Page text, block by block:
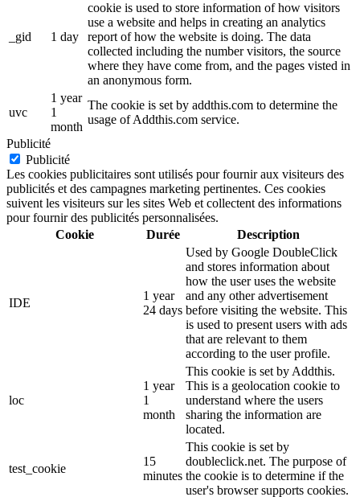
_gid 1 day
cookie is used to store information of how visitors
use a website and helps in creating an analytics
report of how the website is doing. The data
collected including the number visitors, the source
where they have come from, and the pages visted in
an anonymous form.
uvc
1 year
1
month
The cookie is set by addthis.com to determine the
usage of Addthis.com service.
Publicité
Publicité
Les cookies publicitaires sont utilisés pour fournir aux visiteurs des
publicités et des campagnes marketing pertinentes. Ces cookies
suivent les visiteurs sur les sites Web et collectent des informations
pour fournir des publicités personnalisées.
Cookie
Durée Description
IDE
1 year
24 days
Used by Google DoubleClick
and stores information about
how the user uses the website
and any other advertisement
before visiting the website. This
is used to present users with ads
that are relevant to them
according to the user profile.
loc
1 year
1
month
This cookie is set by Addthis.
This is a geolocation cookie to
understand where the users
sharing the information are
located.
test_cookie
15
minutes
This cookie is set by
doubleclick.net. The purpose of
the cookie is to determine if the
user's browser supports cookies.